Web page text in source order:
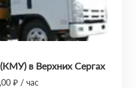
в Верхних Сергах
₽ / час